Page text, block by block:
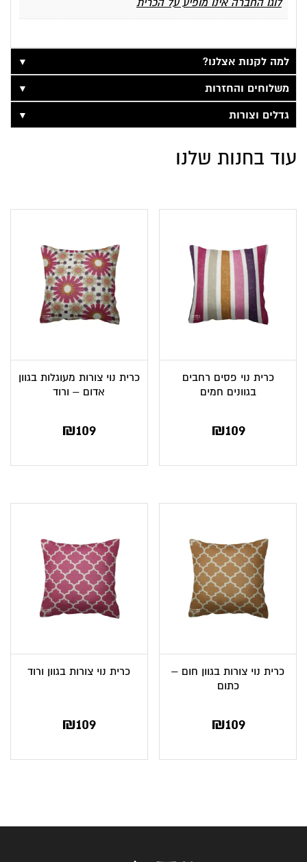
לוגו החברה אינו מופיע על הכרית
למה לקנות אצלנו?
▼
משלוחים והחזרות
▼
גדלים וצורות
▼
עוד בחנות שלנו
כרית נוי פסים רחבים
בגוונים חמים
₪109
כרית נוי צורות מעוגלות בגוון
אדום – ורוד
₪109
כרית נוי צורות בגוון חום –
כתום
₪109
כרית נוי צורות בגוון ורוד
₪109